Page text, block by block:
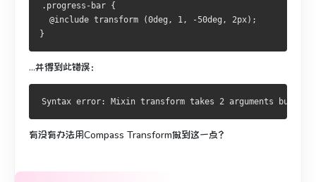
.progress-bar {
  @include transform (0deg, 1, -50deg, 2px);
}
...并得到此错误：
有没有办法用Compass Transform做到这一点？